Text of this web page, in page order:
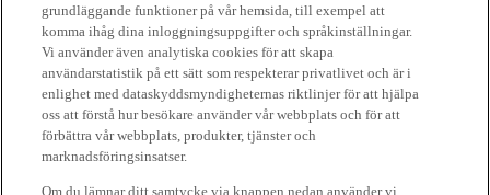
grundläggande funktioner på vår hemsida, till exempel att
komma ihåg dina inloggningsuppgifter och språkinställningar.
Vi använder även analytiska cookies för att skapa
användarstatistik på ett sätt som respekterar privatlivet och är i
enlighet med dataskyddsmyndigheternas riktlinjer för att hjälpa
oss att förstå hur besökare använder vår webbplats och för att
förbättra vår webbplats, produkter, tjänster och
marknadsföringsinsatser.
Om du lämnar ditt samtycke via knappen nedan använder vi